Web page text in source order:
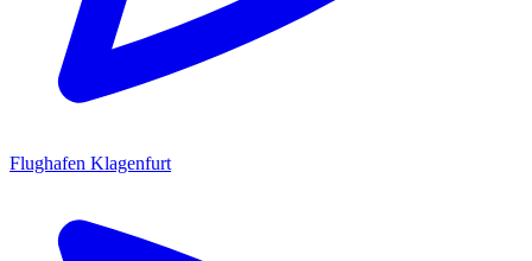
Flughafen Klagenfurt